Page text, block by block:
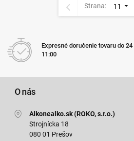
Strana: 11
Expresné doručenie tovaru do
11:00
O nás
Alkonealko.sk (ROKO, s.r.o.)
Strojnícka 18
080 01 Prešov